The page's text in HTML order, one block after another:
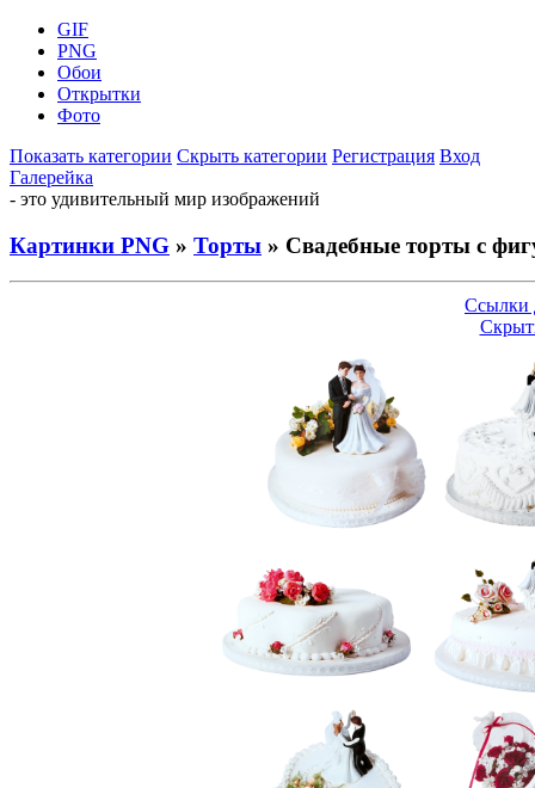
GIF
PNG
Обои
Открытки
Фото
Показать категории Скрыть категории Регистрация Вход
Галерейка
- это удивительный мир изображений
Картинки PNG » Торты » Свадебные торты с
Ссылки